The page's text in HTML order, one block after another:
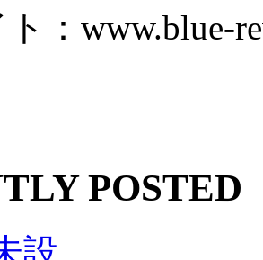
：www.blue-
POSTED